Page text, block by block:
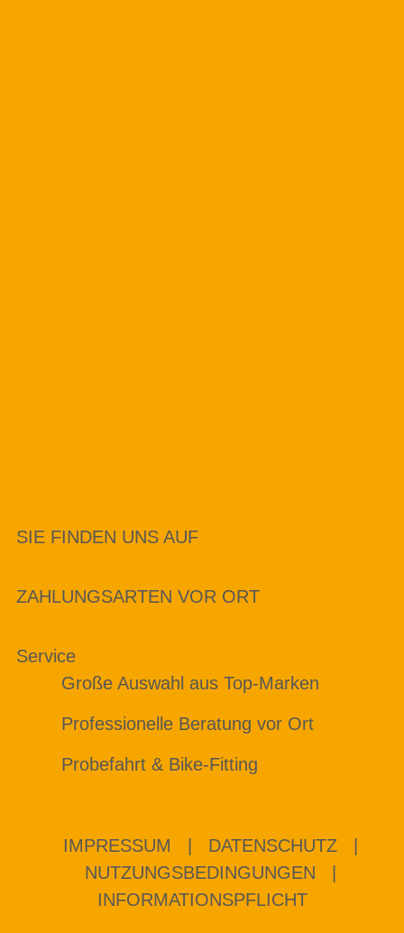
SIE FINDEN UNS AUF
ZAHLUNGSARTEN VOR ORT
Service
Große Auswahl aus Top-Marken
Professionelle Beratung vor Ort
Probefahrt & Bike-Fitting
IMPRESSUM DATENSCHUTZ
NUTZUNGSBEDINGUNGEN
INFORMATIONSPFLICHT